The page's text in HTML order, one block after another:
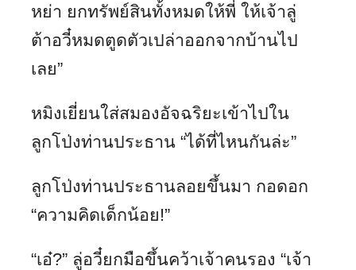
หย่า ยกทรัพย์สินทั้งหมดให้พี่ ให้เจ้าลู่
ต้าอวี๋หมดตูดตัวเปล่าออกจากบ้านไป
เลย”
หมิงเยี่ยนใส่สมองอัจฉริยะเข้าไปใน
ลูกโป่งท่านประธาน “ได้ที่ไหนกันล่ะ”
ลูกโป่งท่านประธานลอยขึ้นมา กอดอก
“ความคิดเด็กน้อย!”
“เอ๋?” ลู่อวี๋ยกมือขึ้นคว้าเจ้าคนรอง “เจ้า